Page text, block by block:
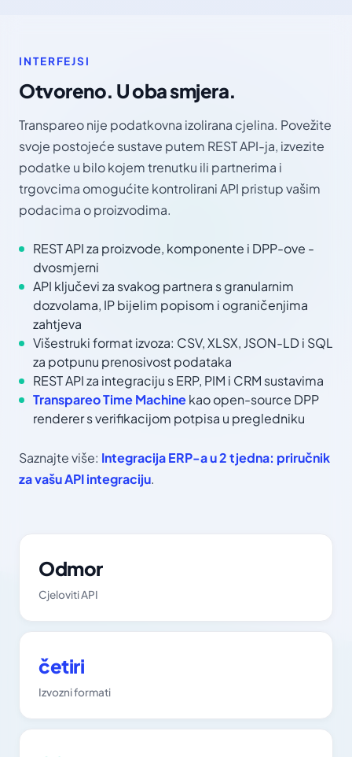
INTERFEJSI
Otvoreno. U oba smjera.
Transpareo nije podatkovna izolirana cjelina. Povežite
svoje postojeće sustave putem REST API-ja, izvezite
podatke u bilo kojem trenutku ili partnerima i
trgovcima omogućite kontrolirani API pristup vašim
podacima o proizvodima.
REST API za proizvode, komponente i DPP-ove -
dvosmjerni
API ključevi za svakog partnera s granularnim
dozvolama, IP bijelim popisom i ograničenjima
zahtjeva
Višestruki format izvoza: CSV, XLSX, JSON-LD i SQL
za potpunu prenosivost podataka
REST API za integraciju s ERP, PIM i CRM sustavima
Transpareo Time Machinekao open-source DPP
renderer s verifikacijom potpisa u pregledniku
Saznajte više: Integracija ERP-a u 2 tjedna: priručnik
za vašu API integraciju.
Odmor
Cjeloviti API
četiri
Izvozni formati